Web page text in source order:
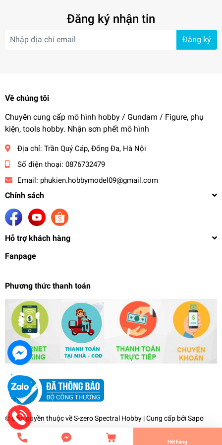
Đăng ký nhận tin
Đăng ký
Về chúng tôi
Chuyên cung cấp mô hình hobby / Gundam / Figure, phụ
kiện, tools hobby. Nhận sơn phết mô hình
Địa chỉ: Trần Quý Cáp, Đống Đa, Hà Nội
Số điện thoại: 0876732479
Email: phukien.hobbymodel09@gmail.com
Chính sách
Hỗ trợ khách hàng
Fanpage
Phương thức thanh toán
© Bản quyền thuộc vềS-zero Spectral Hobby | Cung cấp bởiSapo
Mô hình lắp ráp HG 1/144 EMERGENCY ESCAPE
380.000₫
undefined
Tiến Hành Thanh Toán
Hết hàng